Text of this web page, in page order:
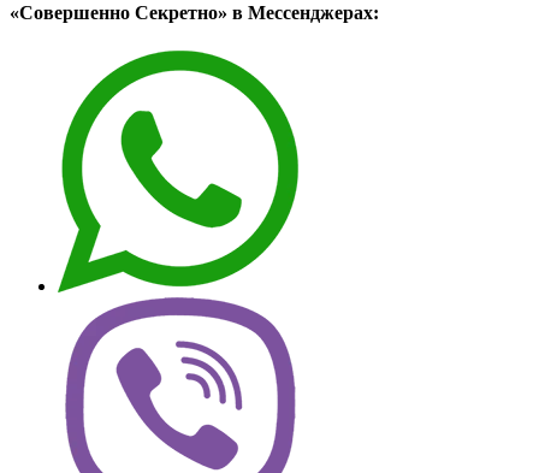
«Совершенно Секретно» в Мессенджерах: